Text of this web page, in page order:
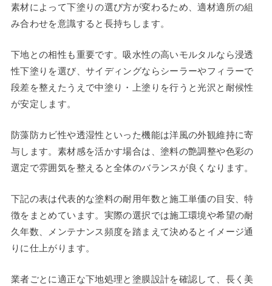
素材によって下塗りの選び方が変わるため、適材適所の組
み合わせを意識すると長持ちします。
下地との相性も重要です。吸水性の高いモルタルなら浸透
性下塗りを選び、サイディングならシーラーやフィラーで
段差を整えたうえで中塗り・上塗りを行うと光沢と耐候性
が安定します。
防藻防カビ性や透湿性といった機能は洋風の外観維持に寄
与します。素材感を活かす場合は、塗料の艶調整や色彩の
選定で雰囲気を整えると全体のバランスが良くなります。
下記の表は代表的な塗料の耐用年数と施工単価の目安、特
徴をまとめています。実際の選択では施工環境や希望の耐
久年数、メンテナンス頻度を踏まえて決めるとイメージ通
りに仕上がります。
業者ごとに適正な下地処理と塗膜設計を確認して、長く美